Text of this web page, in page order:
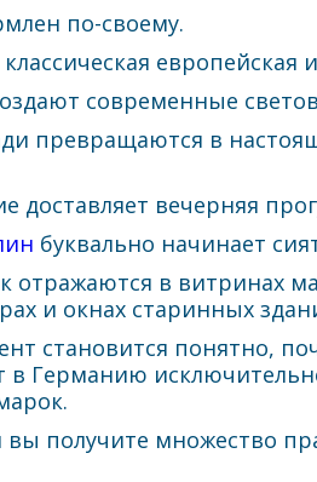
по-своему.
современные
превращаются в
доставляет вечерняя
буквально начинает
отражаются в витринах
и окнах старинных
становится понятно,
в Германию
вы получите множество